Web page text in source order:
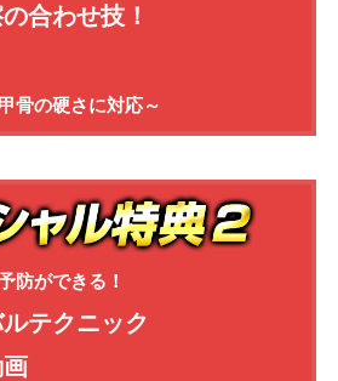
合わせ技！
骨の硬さに対応～
防ができる！
テクニック